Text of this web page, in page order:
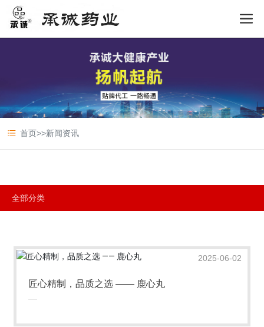
首页>>新闻资讯
全部分类
2025-06-02
匠心精制，品质之选 —— 鹿心丸